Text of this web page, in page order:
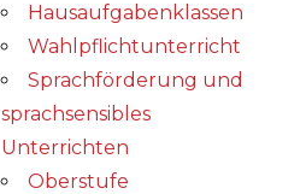
Hausaufgabenklassen
Wahlpflichtunterricht
Sprachförderung und
sprachsensibles
Unterrichten
Oberstufe